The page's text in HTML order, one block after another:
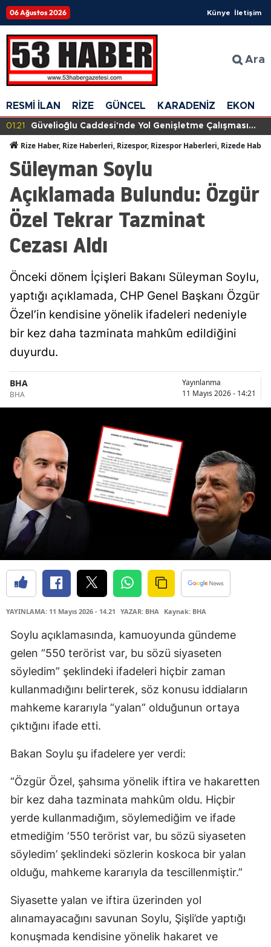
06 Ağustos 2026 Künye İletişim
Ara
RESMİ İLAN RİZE GÜNCEL KARADENİZ
01:21
Güvelioğlu Caddesi'nde Yol Genişletme Çalışması
Rize Haber, Rize Haberleri, Rizespor, Rizespor Haberleri, Rizede
Süleyman Soylu
Açıklamada Bulundu: Özgür
Özel Tekrar Tazminat
Cezası Aldı
Önceki dönem İçişleri Bakanı Süleyman Soylu,
yaptığı açıklamada, CHP Genel Başkanı Özgür
Özel’in kendisine yönelik ifadeleri nedeniyle
bir kez daha tazminata mahkûm edildiğini
duyurdu.
BHA
BHA
Yayınlanma
11 Mayıs 2026 - 14:21
YAYINLAMA: 11 Mayıs 2026 - 14.21 YAZAR: BHA Kaynak: BHA
Soylu açıklamasında, kamuoyunda gündeme
gelen “550 terörist var, bu sözü siyaseten
söyledim” şeklindeki ifadeleri hiçbir zaman
kullanmadığını belirterek, söz konusu iddiaların
mahkeme kararıyla “yalan” olduğunun ortaya
çıktığını ifade etti.
Bakan Soylu şu ifadelere yer verdi:
“Özgür Özel, şahsıma yönelik iftira ve hakaretten
bir kez daha tazminata mahkûm oldu. Hiçbir
yerde kullanmadığım, söylemediğim ve ifade
etmediğim ‘550 terörist var, bu sözü siyaseten
söyledim’ şeklindeki sözlerin koskoca bir yalan
olduğu, mahkeme kararıyla da tescillenmiştir.”
Siyasette yalan ve iftira üzerinden yol
alınamayacağını savunan Soylu, Şişli’de yaptığı
konuşmada kendisine yönelik hakaret ve